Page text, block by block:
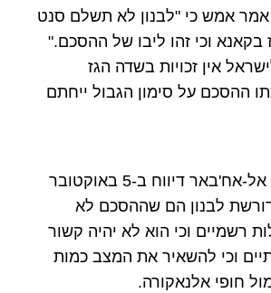
אמש כי "לבנון לא תשלם סנט
וכי זהו ליבו של ההסכם."
אין זכויות בשדה הגז
ההסכם על סימון הגבול ייחתם
העיתון הלבנוני אל-אח'באר דיווח ב-5 באוקטובר
לבנון הם שההסכם לא
רשמיים וכי הוא לא יהיה קשור
וכי להשאיר את המצב כמות
חופי אלנאקורה.